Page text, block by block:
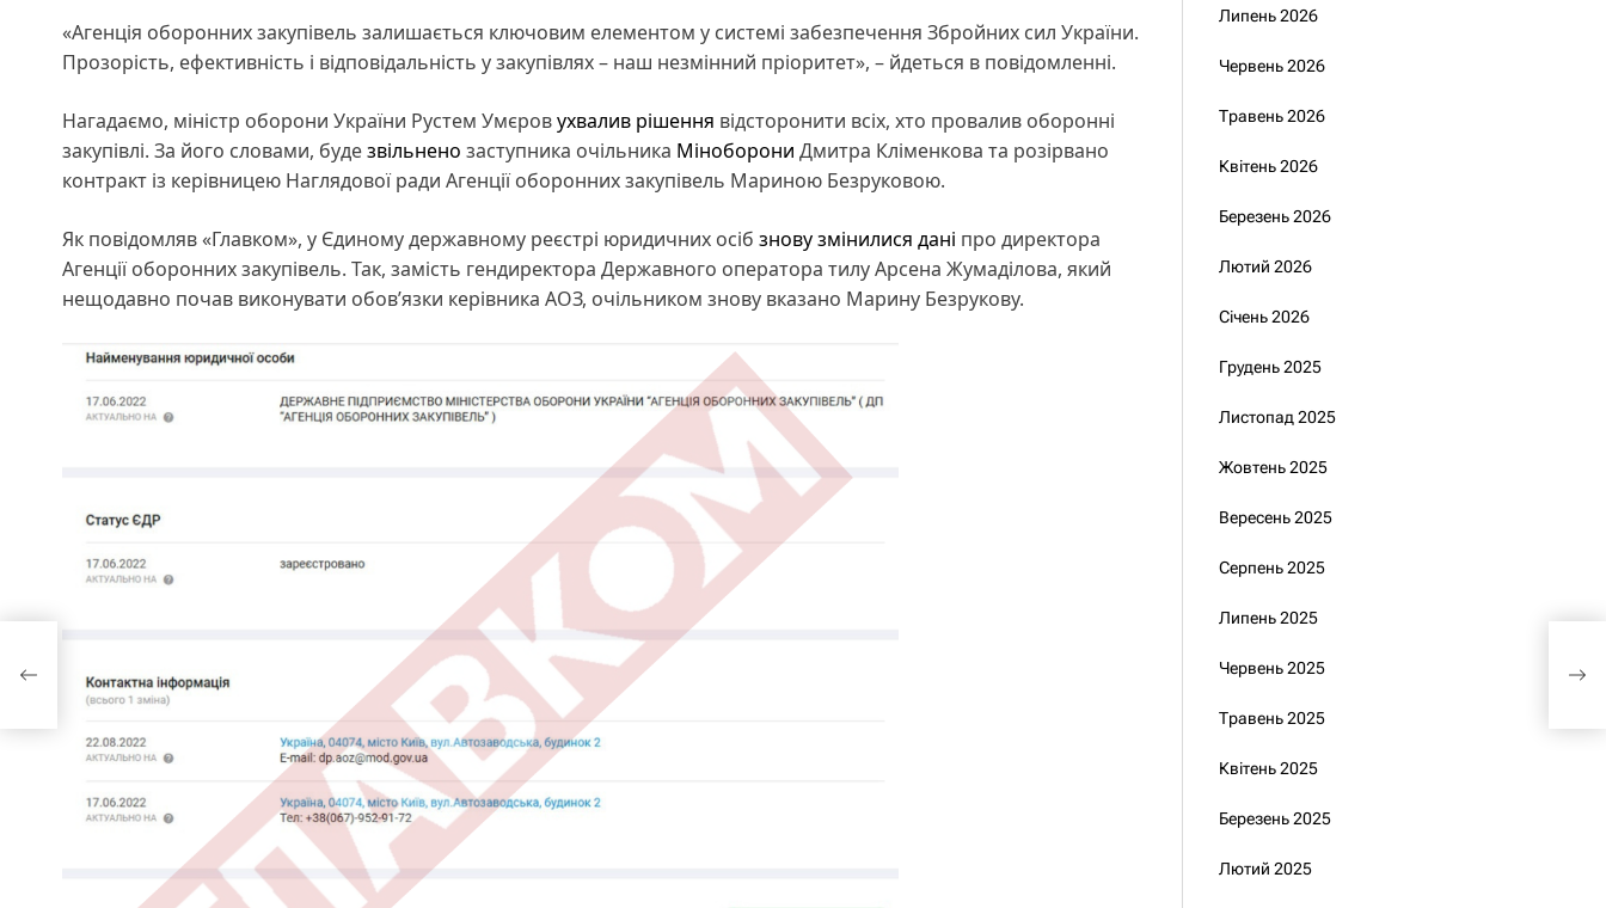
«Агенція оборонних закупівель залишається ключовим елементом у системі забезпечення Збройних сил України.
Прозорість, ефективність і відповідальність у закупівлях – наш незмінний пріоритет», – йдеться в повідомленні.
Нагадаємо, міністр оборони України Рустем Умєровухвалив рішення відсторонити всіх, хто провалив оборонні
закупівлі. За його словами, будезвільнено заступника очільника Міноборони Дмитра Кліменкова та розірвано
контракт із керівницею Наглядової ради Агенції оборонних закупівель Мариною Безруковою.
Як повідомляв «Главком», у Єдиному державному реєстрі юридичних осіб знову змінилися дані про директора
Агенції оборонних закупівель. Так, замість гендиректора Державного оператора тилу Арсена Жумаділова, який
нещодавно почав виконувати обов’язки керівника АОЗ, очільником знову вказано Марину Безрукову.
Липень 2026
Червень 2026
Травень 2026
Квітень 2026
Березень 2026
Лютий 2026
Січень 2026
Грудень 2025
Листопад 2025
Жовтень 2025
Вересень 2025
Серпень 2025
Липень 2025
Червень 2025
Травень 2025
Квітень 2025
Березень 2025
Лютий 2025